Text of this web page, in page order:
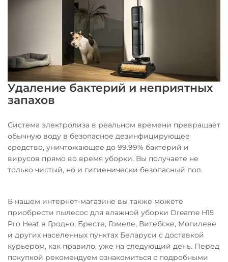
Удаление бактерий и неприятных
запахов
Система электролиза в реальном времени превращает
обычную воду в безопасное дезинфицирующее
средство, уничтожающее до 99.99% бактерий и
вирусов прямо во время уборки. Вы получаете не
только чистый, но и гигиенически безопасный пол.
В нашем интернет-магазине вы также можете
приобрести пылесос для влажной уборки Dreame H15
Pro Heat в Гродно, Бресте, Гомеле, Витебске, Могилеве
и других населенных пунктах Беларуси с доставкой
курьером, как правило, уже на следующий день. Перед
покупкой рекомендуем ознакомиться с подробными